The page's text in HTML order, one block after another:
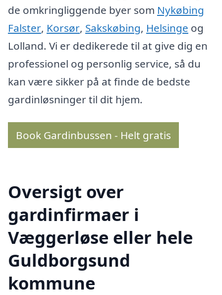
de omkringliggende byer som Nykøbing
Falster, Korsør, Sakskøbing, Helsinge og
Lolland. Vi er dedikerede til at give dig en
professionel og personlig service, så du
kan være sikker på at finde de bedste
gardinløsninger til dit hjem.
Book Gardinbussen - Helt gratis
Oversigt over
gardinfirmaer i
Væggerløse eller hele
Guldborgsund
kommune